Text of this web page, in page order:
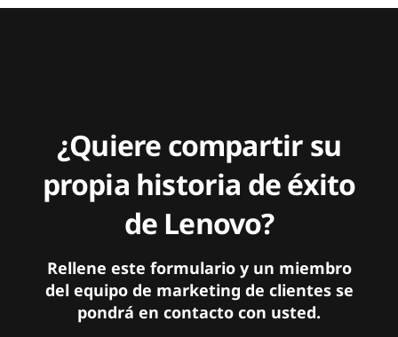
¿Quiere compartir su
propia historia de éxito
de Lenovo?
Rellene este formulario y un miembro
del equipo de marketing de clientes se
pondrá en contacto con usted.